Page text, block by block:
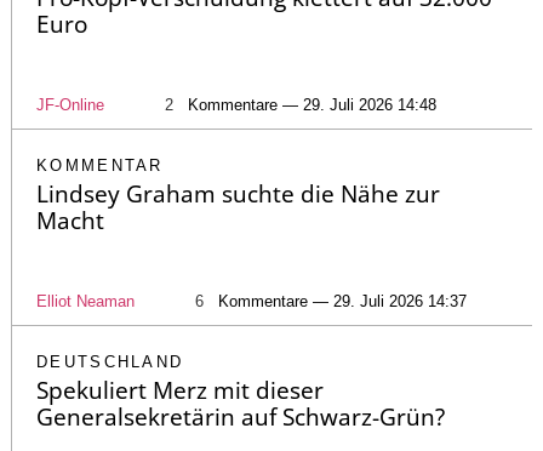
Euro
JF-Online 2 Kommentare — 29. Juli 2026 14:48
KOMMENTAR
Lindsey Graham suchte die Nähe zur
Macht
Elliot Neaman 6 Kommentare — 29. Juli 2026 14:37
DEUTSCHLAND
Spekuliert Merz mit dieser
Generalsekretärin auf Schwarz-Grün?